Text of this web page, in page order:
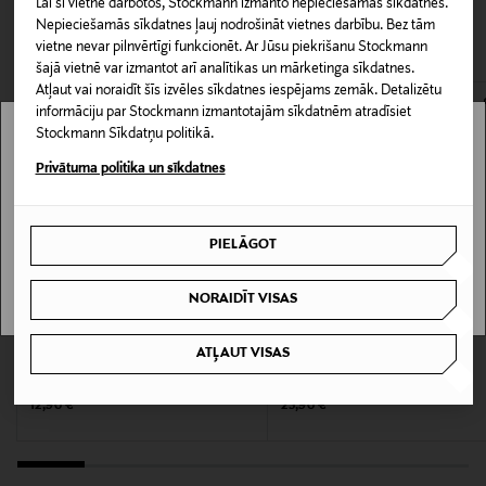
Lai šī vietne darbotos, Stockmann izmanto nepieciešamās sīkdatnes.
Nepieciešamās sīkdatnes ļauj nodrošināt vietnes darbību. Bez tām
vietne nevar pilnvērtīgi funkcionēt. Ar Jūsu piekrišanu Stockmann
šajā vietnē var izmantot arī analītikas un mārketinga sīkdatnes.
Atļaut vai noraidīt šīs izvēles sīkdatnes iespējams zemāk. Detalizētu
informāciju par Stockmann izmantotajām sīkdatnēm atradīsiet
Stockmann Sīkdatņu politikā.
Privātuma politika un sīkdatnes
PIELĀGOT
NORAIDĪT VISAS
ATĻAUT VISAS
139592643
Materiāls
Kokvilna un lins
Kopšanas instrukcijas
Mazgāšanas temperatūra
60 °C
Informācija par izmēru
21 x 18 cm
MUSTAVALKOINEN
Piegāde uz saņemšanas punktu
0,00 € – 4,90 €
CITI KLIENTI SKATĪJĀS ARĪ
KUPONA PRIEKŠROCĪBA
Original Price
12,90 €
KUPONA PRIEKŠROCĪBA
LAPUAN KANKURIT
Original Price
23,90 €
Stockmann nav pieejams tavā valstī.